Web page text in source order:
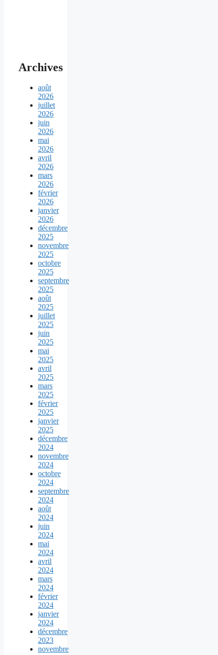
Archives
août
2026
juillet
2026
juin
2026
mai
2026
avril
2026
mars
2026
février
2026
janvier
2026
décembre
2025
novembre
2025
octobre
2025
septembre
2025
août
2025
juillet
2025
juin
2025
mai
2025
avril
2025
mars
2025
février
2025
janvier
2025
décembre
2024
novembre
2024
octobre
2024
septembre
2024
août
2024
juin
2024
mai
2024
avril
2024
mars
2024
février
2024
janvier
2024
décembre
2023
novembre